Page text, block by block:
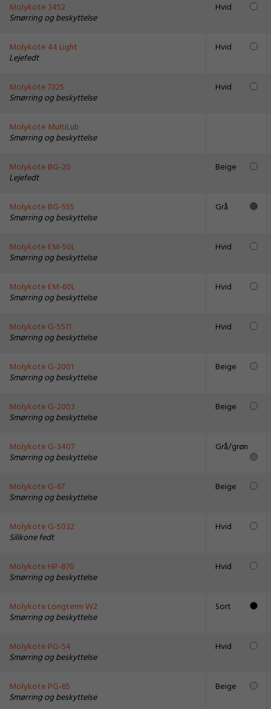
Molykote 3452
Smørring og beskyttelse
Hvid
Molykote 44 Light
Lejefedt
Hvid
Molykote 7325
Smørring og beskyttelse
Hvid
Molykote MultiLub
Smørring og beskyttelse
Molykote BG-20
Lejefedt
Beige
Molykote BG-555
Smørring og beskyttelse
Grå
Molykote EM-50L
Smørring og beskyttelse
Hvid
Molykote EM-60L
Smørring og beskyttelse
Hvid
Molykote G-5511
Smørring og beskyttelse
Hvid
Molykote G-2001
Smørring og beskyttelse
Beige
Molykote G-2003
Smørring og beskyttelse
Beige
Molykote G-3407
Smørring og beskyttelse
Grå/grøn
Molykote G-67
Smørring og beskyttelse
Beige
Molykote G-5032
Silikone fedt
Hvid
Molykote HP-870
Smørring og beskyttelse
Hvid
Molykote Longterm W2
Smørring og beskyttelse
Sort
Molykote PG-54
Smørring og beskyttelse
Hvid
Molykote PG-65
Smørring og beskyttelse
Beige